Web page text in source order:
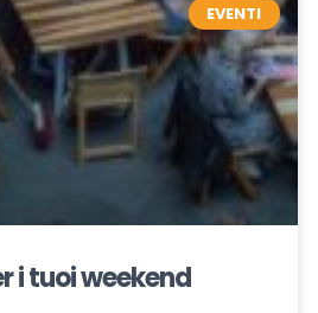
EVENTI
i tuoi weekend